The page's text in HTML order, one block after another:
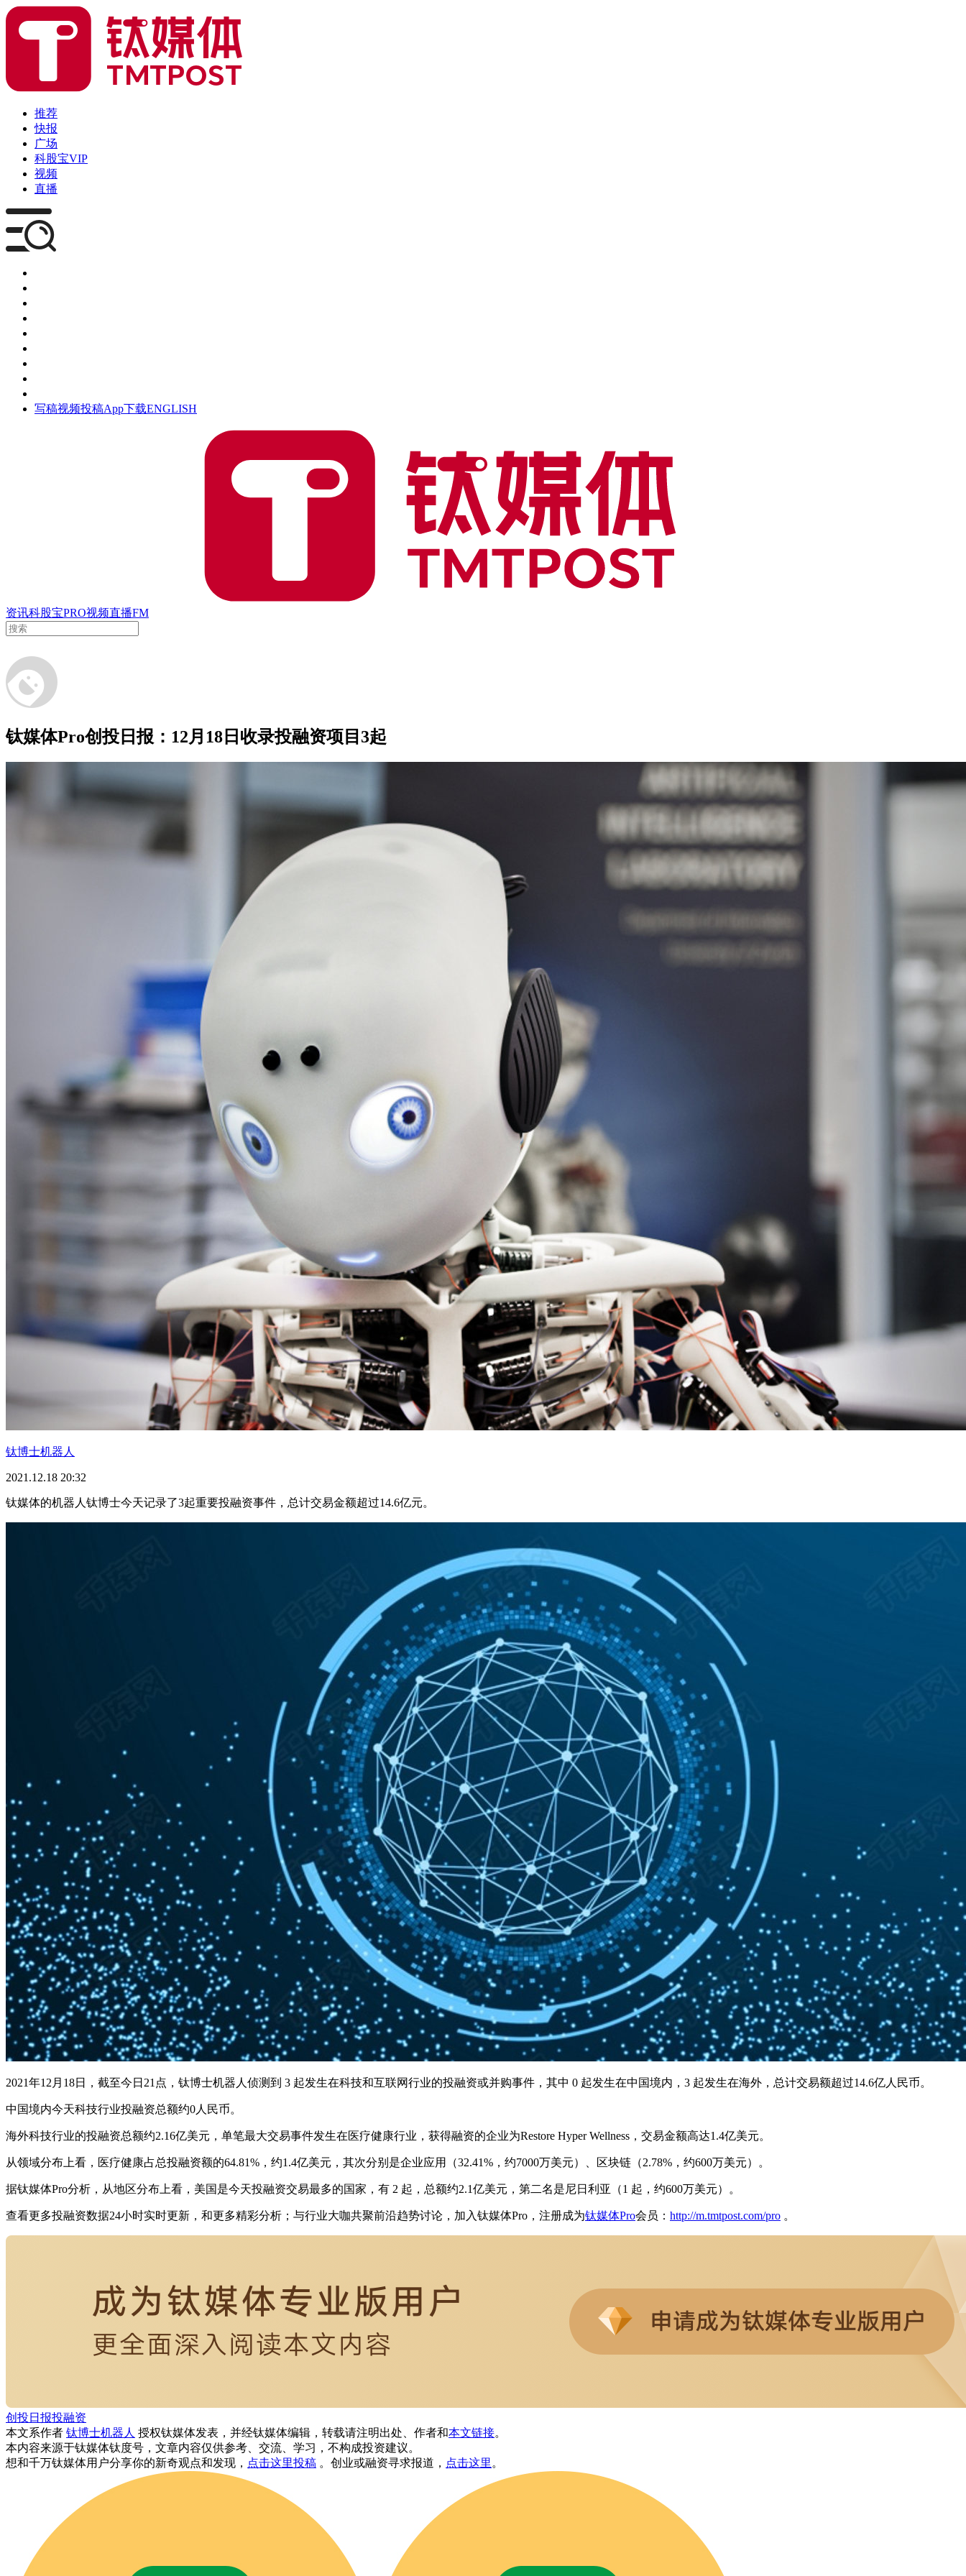
推荐
快报
广场
科股宝VIP
视频
直播
写稿视频投稿App下载ENGLISH
资讯科股宝PRO视频直播FM
钛媒体Pro创投日报：12月18日收录投融资项目3起
钛博士机器人
2021.12.18 20:32
钛媒体的机器人钛博士今天记录了3起重要投融资事件，总计交易金额超过14.6亿元。
2021年12月18日，截至今日21点，钛博士机器人侦测到 3 起发生在科技和互联网行业的投融资或并购事件，其中 0 起发生在中国境内，3 起发生在海外，总计交易额超过14.6亿人民币。
中国境内今天科技行业投融资总额约0人民币。
海外科技行业的投融资总额约2.16亿美元，单笔最大交易事件发生在医疗健康行业，获得融资的企业为Restore Hyper Wellness，交易金额高达1.4亿美元。
从领域分布上看，医疗健康占总投融资额的64.81%，约1.4亿美元，其次分别是企业应用（32.41%，约7000万美元）、区块链（2.78%，约600万美元）。
据钛媒体Pro分析，从地区分布上看，美国是今天投融资交易最多的国家，有 2 起，总额约2.1亿美元，第二名是尼日利亚（1 起，约600万美元）。
查看更多投融资数据24小时实时更新，和更多精彩分析；与行业大咖共聚前沿趋势讨论，加入钛媒体Pro，注册成为钛媒体Pro会员： http://m.tmtpost.com/pro 。
创投日报投融资
本文系作者 钛博士机器人 授权钛媒体发表，并经钛媒体编辑，转载请注明出处、作者和本文链接。
本内容来源于钛媒体钛度号，文章内容仅供参考、交流、学习，不构成投资建议。
想和千万钛媒体用户分享你的新奇观点和发现， 点击这里投稿 。创业或融资寻求报道， 点击这里。